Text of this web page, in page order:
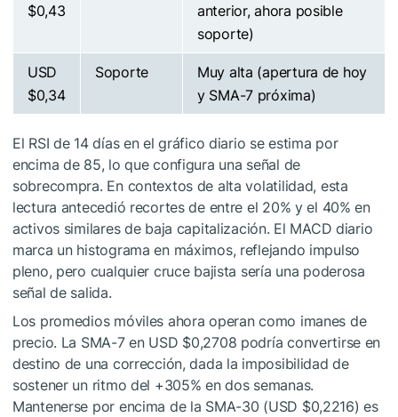
$0,43
anterior, ahora posible
soporte)
USD
$0,34
Soporte
Muy alta (apertura de hoy
y SMA-7 próxima)
El RSI de 14 días en el gráfico diario se estima por
encima de 85, lo que configura una señal de
sobrecompra. En contextos de alta volatilidad, esta
lectura antecedió recortes de entre el 20% y el 40% en
activos similares de baja capitalización. El MACD diario
marca un histograma en máximos, reflejando impulso
pleno, pero cualquier cruce bajista sería una poderosa
señal de salida.
Los promedios móviles ahora operan como imanes de
precio. La SMA-7 en USD $0,2708 podría convertirse en
destino de una corrección, dada la imposibilidad de
sostener un ritmo del +305% en dos semanas.
Mantenerse por encima de la SMA-30 (USD $0,2216) es